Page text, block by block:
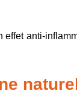
effet anti-